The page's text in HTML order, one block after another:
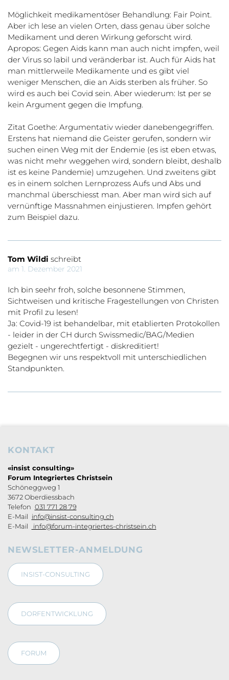
Möglichkeit medikamentöser Behandlung: Fair Point.
Aber ich lese an vielen Orten, dass genau über solche
Medikament und deren Wirkung geforscht wird.
Apropos: Gegen Aids kann man auch nicht impfen, weil
der Virus so labil und veränderbar ist. Auch für Aids hat
man mittlerweile Medikamente und es gibt viel
weniger Menschen, die an Aids sterben als früher. So
wird es auch bei Covid sein. Aber wiederum: Ist per se
kein Argument gegen die Impfung.
Zitat Goethe: Argumentativ wieder danebengegriffen.
Erstens hat niemand die Geister gerufen, sondern wir
suchen einen Weg mit der Endemie (es ist eben etwas,
was nicht mehr weggehen wird, sondern bleibt, deshalb
ist es keine Pandemie) umzugehen. Und zweitens gibt
es in einem solchen Lernprozess Aufs und Abs und
manchmal überschiesst man. Aber man wird sich auf
vernünftige Massnahmen einjustieren. Impfen gehört
zum Beispiel dazu.
Tom Wildi schreibt
am 1. Dezember 2021
Ich bin seehr froh, solche besonnene Stimmen,
Sichtweisen und kritische Fragestellungen von Christen
mit Profil zu lesen!
Ja: Covid-19 ist behandelbar, mit etablierten Protokollen
- leider in der CH durch Swissmedic/BAG/Medien
gezielt - ungerechtfertigt - diskreditiert!
Begegnen wir uns respektvoll mit unterschiedlichen
Standpunkten.
Footerbereich
KONTAKT
«insist consulting»
Forum Integriertes Christsein
Schöneggweg 1
3672 Oberdiessbach
Telefon 031 771 28 79
E-Mail info@insist-consulting.ch
E-Mail
info@forum-integriertes-christsein.ch
NEWSLETTER-ANMELDUNG
INSIST-CONSULTING
DORFENTWICKLUNG
FORUM